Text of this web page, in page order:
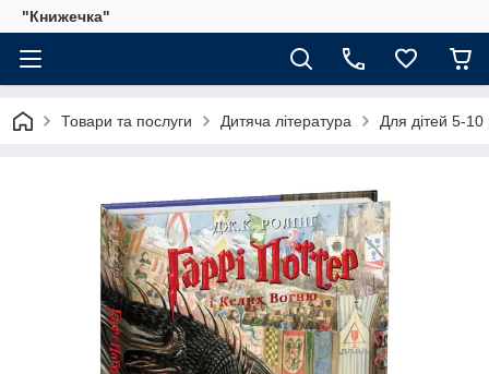
"Книжечка"
Товари та послуги Дитяча література Для дітей 5-10